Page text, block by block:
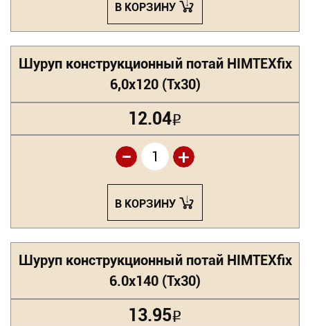
В КОРЗИНУ
Шуруп конструкционный потай HIMTEXfix
6,0х120 (Tx30)
12.04Р
+
-
В КОРЗИНУ
Шуруп конструкционный потай HIMTEXfix
6.0х140 (Tx30)
13.95Р